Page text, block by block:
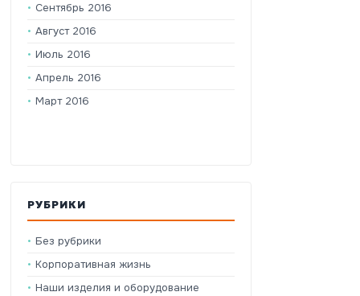
Сентябрь 2016
Август 2016
Июль 2016
Апрель 2016
Март 2016
РУБРИКИ
Без рубрики
Корпоративная жизнь
Наши изделия и оборудование